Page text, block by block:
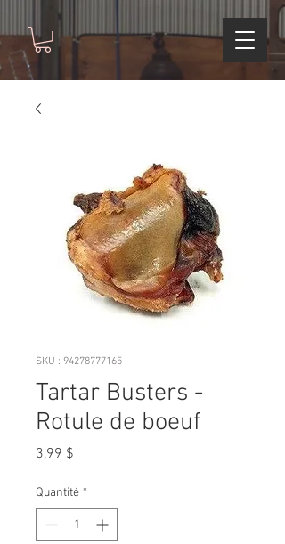
SKU : 94278777165
Tartar Busters -
Rotule de boeuf
3,99 $
Quantité *